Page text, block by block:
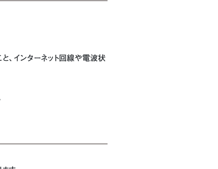
、インターネット回線や電波状